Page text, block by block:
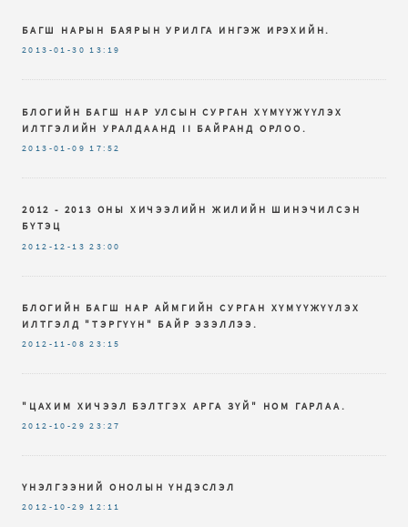
БАГШ НАРЫН БАЯРЫН УРИЛГА ИНГЭЖ ИРЭХИЙН.
2013-01-30 13:19
БЛОГИЙН БАГШ НАР УЛСЫН СУРГАН ХҮМҮҮЖҮҮЛЭХ
ИЛТГЭЛИЙН УРАЛДААНД II БАЙРАНД ОРЛОО.
2013-01-09 17:52
2012 - 2013 ОНЫ ХИЧЭЭЛИЙН ЖИЛИЙН ШИНЭЧИЛСЭН
БҮТЭЦ
2012-12-13 23:00
БЛОГИЙН БАГШ НАР АЙМГИЙН СУРГАН ХҮМҮҮЖҮҮЛЭХ
ИЛТГЭЛД "ТЭРГҮҮН" БАЙР ЭЗЭЛЛЭЭ.
2012-11-08 23:15
"ЦАХИМ ХИЧЭЭЛ БЭЛТГЭХ АРГА ЗҮЙ" НОМ ГАРЛАА.
2012-10-29 23:27
ҮНЭЛГЭЭНИЙ ОНОЛЫН ҮНДЭСЛЭЛ
2012-10-29 12:11